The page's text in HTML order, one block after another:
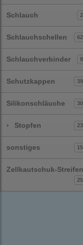
Schlauch 2
Schlauchschellen 62
Schlauchverbinder 8
Schutzkappen 39
Silikonschläuche 30
› Stopfen 23
sonstiges 15
Zellkautschuk-Streifen
25